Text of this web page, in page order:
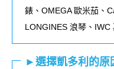
錶、 OMEGA歐米茄、
LONGINES 浪琴、 IWC
►選擇凱多利的原